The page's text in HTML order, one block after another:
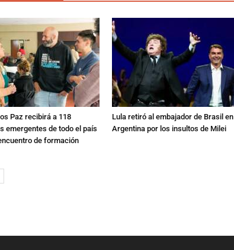
Paz recibirá a 118
emergentes de todo el país
de formación
Lula retiró al embajador de Brasil en
Argentina por los insultos de Milei